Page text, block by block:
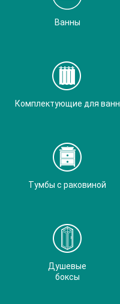
Ванны
Комплектующие для ванн
Тумбы с раковиной
Душевые
боксы